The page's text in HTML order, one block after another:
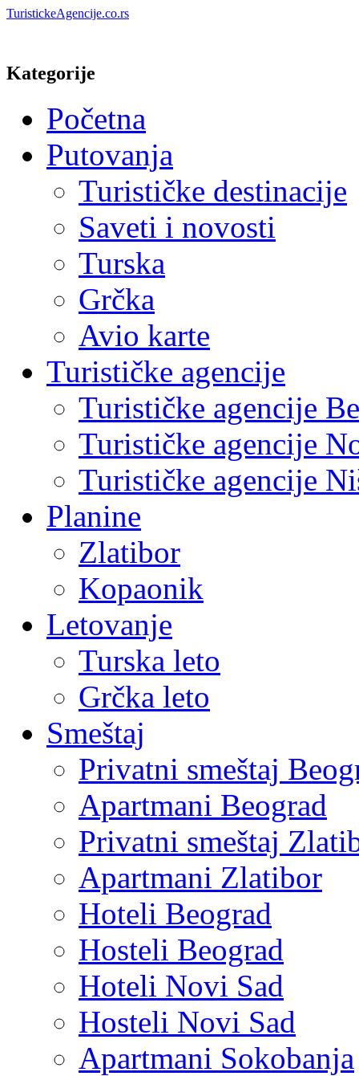
TuristickeAgencije.co.rs
Kategorije
Početna
Putovanja
Turističke destinacije
Saveti i novosti
Turska
Grčka
Avio karte
Turističke agencije
Turističke agencije
Turističke agencije
Turističke agencije
Planine
Zlatibor
Kopaonik
Letovanje
Turska leto
Grčka leto
Smeštaj
Privatni smeštaj
Apartmani Beograd
Privatni smeštaj
Apartmani Zlatibor
Hoteli Beograd
Hosteli Beograd
Hoteli Novi Sad
Hosteli Novi Sad
Apartmani Sokobanja